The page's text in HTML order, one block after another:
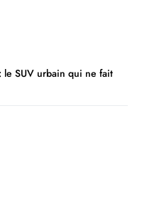
le SUV urbain qui ne fait